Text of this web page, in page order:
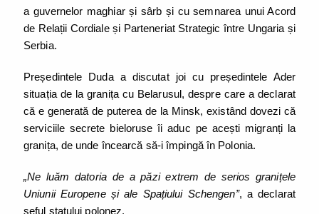
a guvernelor maghiar și sârb și cu semnarea unui Acord
de Relații Cordiale și Parteneriat Strategic între Ungaria și
Serbia.
Președintele Duda a discutat joi cu președintele Ader
situația de la granița cu Belarusul, despre care a declarat
că e generată de puterea de la Minsk, existând dovezi că
serviciile secrete bieloruse îi aduc pe acești migranți la
granița, de unde încearcă să-i împingă în Polonia.
„Ne luăm datoria de a păzi extrem de serios granițele
Uniunii Europene și ale Spațiului Schengen”, a declarat
șeful statului polonez.